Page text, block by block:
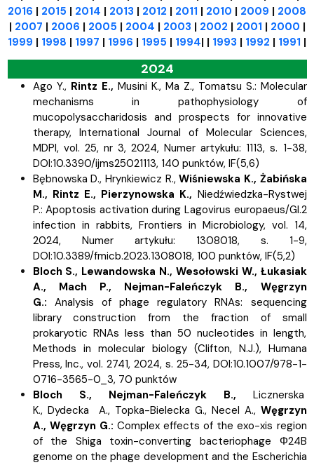
2016 | 2015 | 2014 | 2013 | 2012 | 2011 | 2010 | 2009 | 2008
| 2007 | 2006 | 2005 | 2004 | 2003 | 2002 | 2001 | 2000 |
1999 | 1998 | 1997 | 1996 | 1995 | 1994| | 1993 | 1992 | 1991 |
2024
Ago Y., Rintz E., Musini K., Ma Z., Tomatsu S.: Molecular
mechanisms in pathophysiology of
mucopolysaccharidosis and prospects for innovative
therapy, International Journal of Molecular Sciences,
MDPI, vol. 25, nr 3, 2024, Numer artykułu: 1113, s. 1-38,
DOI:10.3390/ijms25021113, 140 punktów, IF(5,6)
Bębnowska D., Hrynkiewicz R., Wiśniewska K., Żabińska
M., Rintz E., Pierzynowska K., Niedźwiedzka-Rystwej
P.: Apoptosis activation during Lagovirus europaeus/GI.2
infection in rabbits, Frontiers in Microbiology, vol. 14,
2024, Numer artykułu: 1308018, s.
1-9,
DOI:10.3389/fmicb.2023.1308018, 100 punktów, IF(5,2)
Bloch S., Lewandowska N., Wesołowski W., Łukasiak
A.,
Mach P., Nejman-Faleńczyk B.,
Węgrzyn
G.: Analysis of phage regulatory RNAs: sequencing
library construction from the fraction of small
prokaryotic RNAs less than 50 nucleotides in length,
Methods in molecular biology (Clifton, N.J.), Humana
Press, Inc., vol. 2741, 2024, s. 25-34, DOI:10.1007/978-1-
0716-3565-0_3, 70 punktów
Bloch S.,
Nejman-Faleńczyk B.,
Licznerska
K., Dydecka A., Topka-Bielecka G., Necel A., Węgrzyn
A., Węgrzyn G.: Complex effects of the exo-xis region
of the Shiga toxin-converting bacteriophage Φ24B
genome on the phage development and the Escherichia